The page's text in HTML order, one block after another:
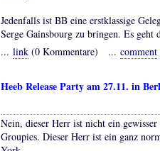
Jedenfalls ist BB eine erstklassige
Serge Gainsbourg zu bringen. Es geht
... link (0 Kommentare) ... comment
Heeb Release Party am 27.11. in
Nein, dieser Herr ist nicht ein
Groupies. Dieser Herr ist ein ganz